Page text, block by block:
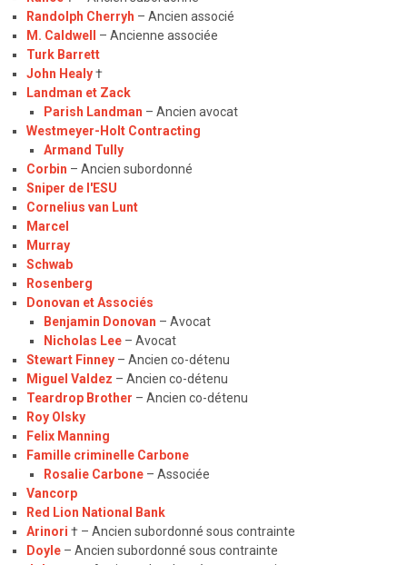
Randolph Cherryh – Ancien associé
M. Caldwell
– Ancienne associée
Turk Barrett
John Healy†
Landman et Zack
Parish Landman – Ancien avocat
Westmeyer-Holt Contracting
Armand Tully
Corbin – Ancien subordonné
Sniper de l'ESU
Cornelius van Lunt
Marcel
Murray
Schwab
Rosenberg
Donovan et Associés
Benjamin Donovan – Avocat
Nicholas Lee – Avocat
Stewart Finney – Ancien co-détenu
Miguel Valdez – Ancien co-détenu
Teardrop Brother – Ancien co-détenu
Roy Olsky
Felix Manning
Famille criminelle Carbone
Rosalie Carbone – Associée
Vancorp
Red Lion National Bank
Arinori † – Ancien subordonné sous contrainte
Doyle – Ancien subordonné sous contrainte